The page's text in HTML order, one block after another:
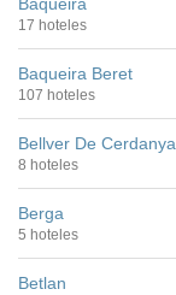
17 hoteles
Baqueira Beret
107 hoteles
Bellver De Cerdanya
8 hoteles
Berga
5 hoteles
Betlan